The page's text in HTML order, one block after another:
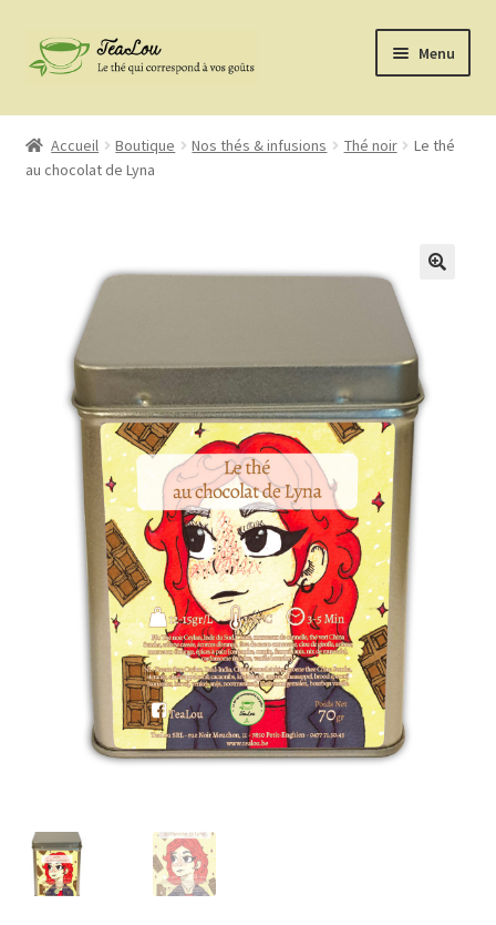
Aller
à
Aller
au
Menu
Nos thés & infusions
Gins et Rhums
Kit à Bubbels Tea’s
Accessoires
La marque
confiture
Porte-clés
Fruits déshydratés
coffrets découvertes
Accueil Boutique Nos thés & infusions Thé noir
Le thé
au chocolat de Lyna